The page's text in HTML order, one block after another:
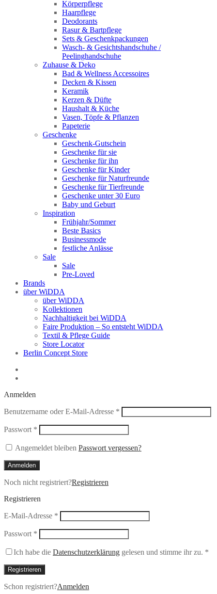
Körperpflege
Haarpflege
Deodorants
Rasur & Bartpflege
Sets & Geschenkpackungen
Wasch‑ & Gesichtshandschuhe /
Peelinghandschuhe
Zuhause & Deko
Bad & Wellness Accessoires
Decken & Kissen
Keramik
Kerzen & Düfte
Haushalt & Küche
Vasen, Töpfe & Pflanzen
Papeterie
Geschenke
Geschenk-Gutschein
Geschenke für sie
Geschenke für ihn
Geschenke für Kinder
Geschenke für Naturfreunde
Geschenke für Tierfreunde
Geschenke unter 30 Euro
Baby und Geburt
Inspiration
Frühjahr/Sommer
Beste Basics
Businessmode
festliche Anlässe
Sale
Sale
Pre-Loved
Brands
über WiDDA
über WiDDA
Kollektionen
Nachhaltigkeit bei WiDDA
Faire Produktion – So entsteht WiDDA
Textil & Pflege Guide
Store Locator
Berlin Concept Store
Anmelden
Benutzername oder E-Mail-Adresse * Erforderlich
Passwort * Erforderlich
Angemeldet bleiben Passwort vergessen?
Anmelden
Noch nicht registriert?Registrieren
Registrieren
E-Mail-Adresse * Erforderlich
Passwort * Erforderlich
Ich habe die Datenschutzerklärung gelesen und stimme ihr zu. *
Registrieren
Schon registriert?Anmelden